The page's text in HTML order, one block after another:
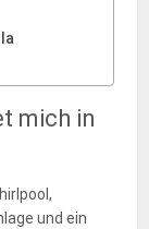
mich in
und ein